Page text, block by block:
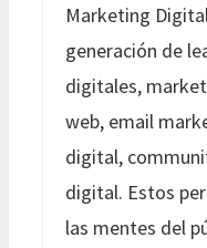
Marketing
generación de
digitales,
web, email
digital,
digital. Estos
las mentes del